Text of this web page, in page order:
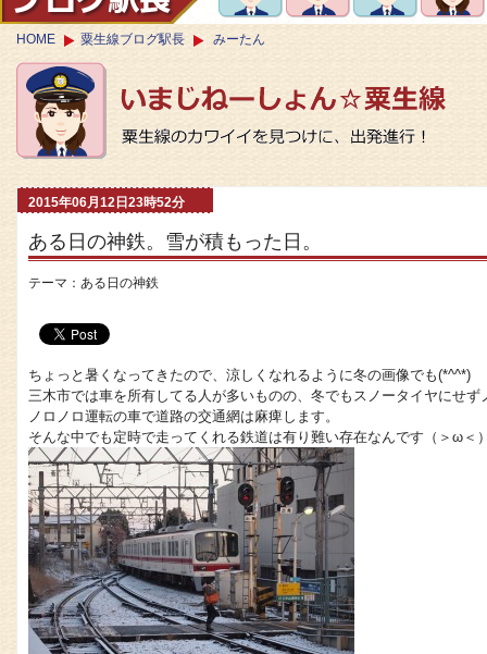
HOME 粟生線ブログ駅長 みーたん
2015年06月12日23時52分
ある日の神鉄。雪が積もった日。
テーマ： ある日の神鉄
ちょっと暑くなってきたので、涼しくなれるように冬の画像でも(*^^*)
三木市では車を所有してる人が多いものの、冬でもスノータイヤにせ
ノロノロ運転の車で道路の交通網は麻痺します。
そんな中でも定時で走ってくれる鉄道は有り難い存在なんです（＞ω＜